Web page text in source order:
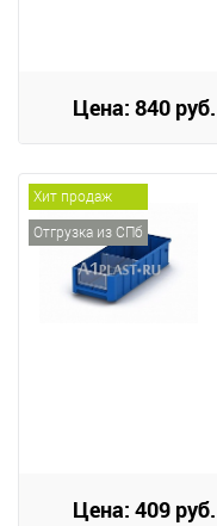
Цена: 840 руб.
Хит продаж
Отгрузка из СПб
Цена: 409 руб.